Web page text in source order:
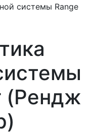
системы Range
(Рендж